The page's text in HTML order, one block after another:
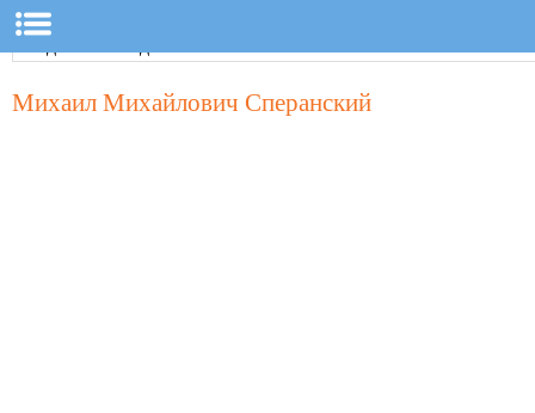
Михаил Михайлович Сперанский